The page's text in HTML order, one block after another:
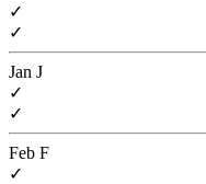
✓
✓
Jan J
✓
✓
Feb F
✓